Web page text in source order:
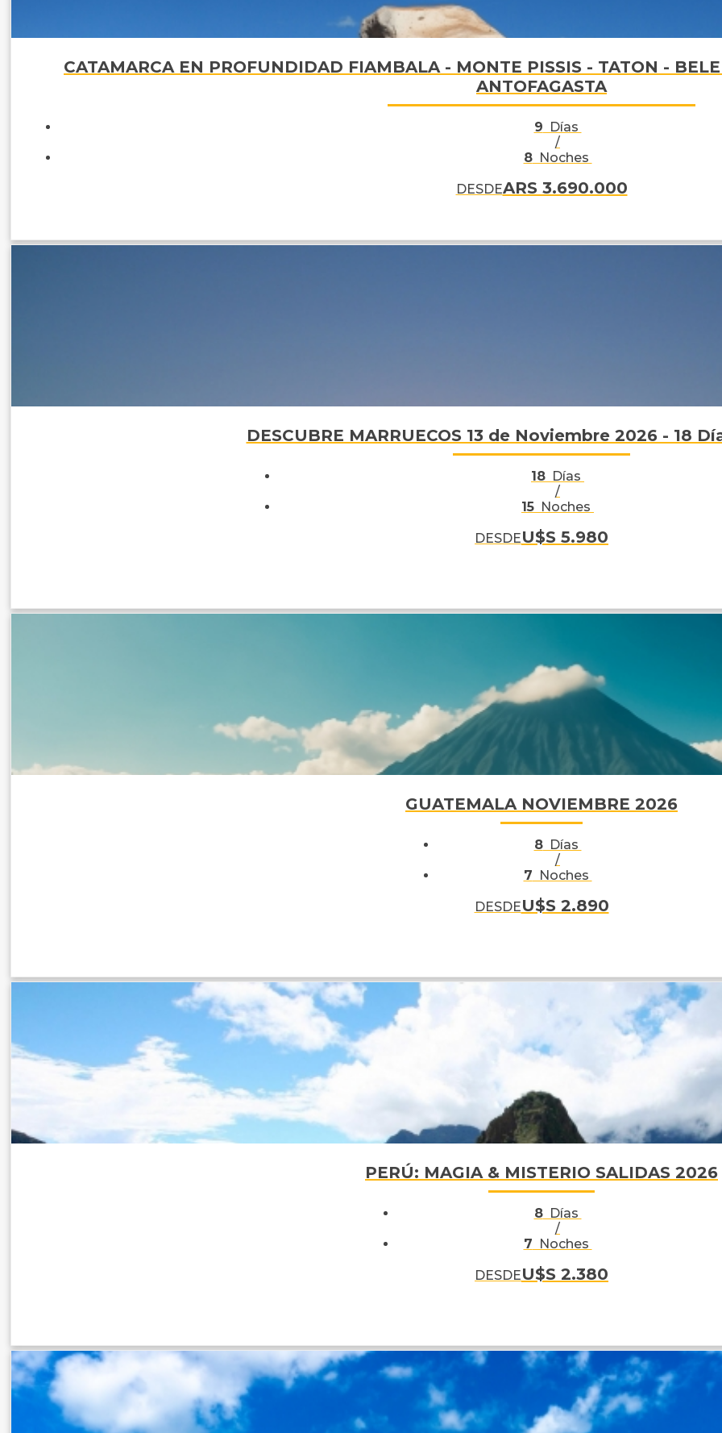
CATAMARCA EN PROFUNDIDAD FIAMBALA - MONTE PISSIS - TATON - BELEN - PIEDRA POMEZ - ANTOFALLA -
ANTOFAGASTA
9 Días
/
8Noches
DESDEARS 3.690.000
DESCUBRE MARRUECOS 13 de Noviembre 2026 - 18
18 Días
/
15 Noches
DESDEU$S 5.980
GUATEMALA NOVIEMBRE 2026
8Días
/
7 Noches
DESDEU$S 2.890
PERÚ: MAGIA & MISTERIO SALIDAS 2026
8Días
/
7 Noches
DESDEU$S 2.380